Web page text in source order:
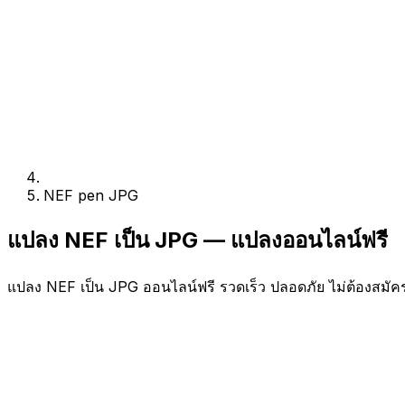
NEF pen JPG
แปลง NEF เป็น JPG — แปลงออนไลน์ฟรี
แปลง NEF เป็น JPG ออนไลน์ฟรี รวดเร็ว ปลอดภัย ไม่ต้องสมัค